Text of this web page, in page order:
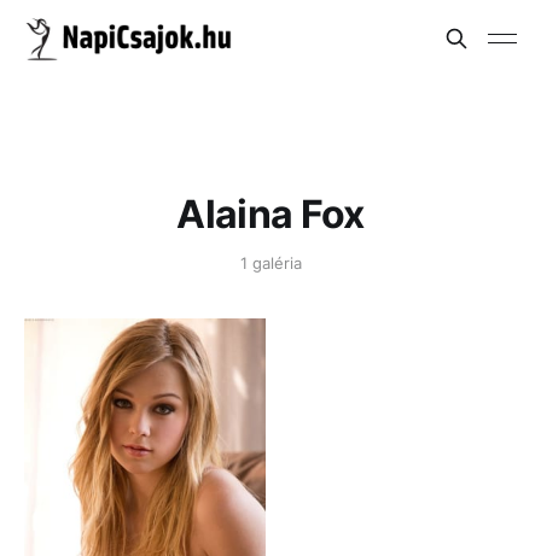
Alaina Fox
1 galéria